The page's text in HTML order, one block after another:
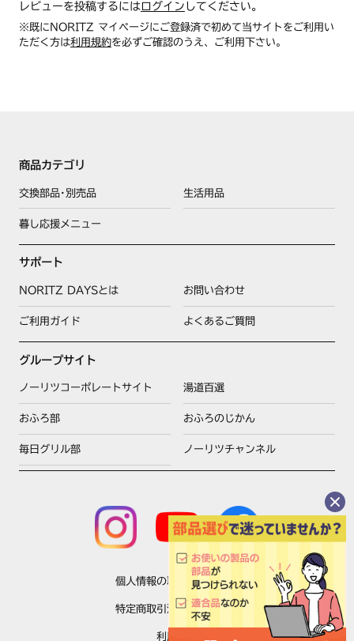
レビューを投稿するにはログイン してください。
※既にNORITZ マイページにご登録済で初めて当サイトをご利用い
ただく方は利用規約を必ずご確認のうえ、ご利用下さい。
商品カテゴリ
交換部品･別売品 生活用品
暮し応援メニュー
サポート
NORITZ DAYSとは お問い合わせ
ご利用ガイド よくあるご質問
グループサイト
ノーリツコーポレートサイト 湯道百選
おふろ部 おふろのじかん
毎日グリル部 ノーリツチャンネル
個人情報の取扱いについて
特定商取引法に基づく表示
利用規約